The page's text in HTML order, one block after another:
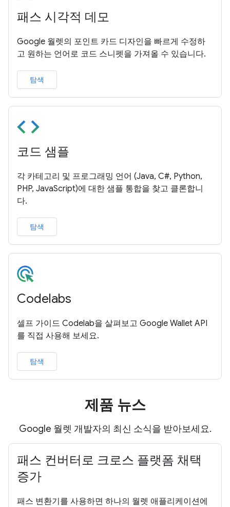
패스 시각적 데모
Google 월렛의 포인트 카드 디자인을 빠르게 수정하
고 원하는 언어로 코드 스니펫을 가져올 수 있습니다.
탐색
코드 샘플
각 카테고리 및 프로그래밍 언어 (Java, C#, Python,
PHP, JavaScript)에 대한 샘플 통합을 찾고 클론합니
다.
탐색
Codelabs
셀프 가이드 Codelab을 살펴보고 Google Wallet API
를 직접 사용해 보세요.
탐색
제품 뉴스
Google 월렛 개발자의 최신 소식을 받아보세요.
패스 컨버터로 크로스 플랫폼 채택
증가
패스 변환기를 사용하면 하나의 월렛 애플리케이션에